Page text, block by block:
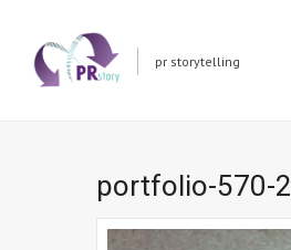
pr storytelling
portfolio-570-2